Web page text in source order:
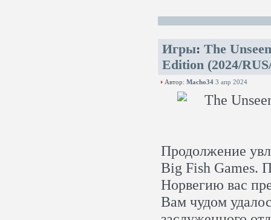
Игры: The
Edition (2024/
Автор: Macho34 3 апр 2024
Продолжение
Big Fish Games.
Норвегию вас
Вам чудом